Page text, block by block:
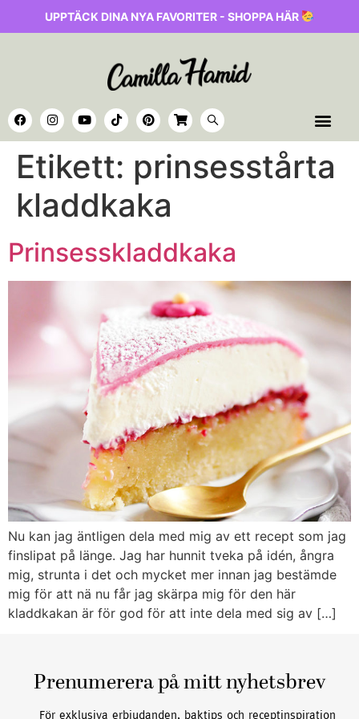
UPPTÄCK DINA NYA FAVORITER - SHOPPA HÄR
Etikett: prinsesstårta
kladdkaka
Prinsesskladdkaka
Nu kan jag äntligen dela med mig av ett recept som jag
finslipat på länge. Jag har hunnit tveka på idén, ångra
mig, strunta i det och mycket mer innan jag bestämde
mig för att nä nu får jag skärpa mig för den här
kladdkakan är för god för att inte dela med sig av […]
Prenumerera på mitt nyhetsbrev
För exklusiva erbjudanden, baktips och receptinspiration